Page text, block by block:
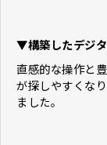
▼構築したデジ
直感的な操作と
が探しやすくな
ました。